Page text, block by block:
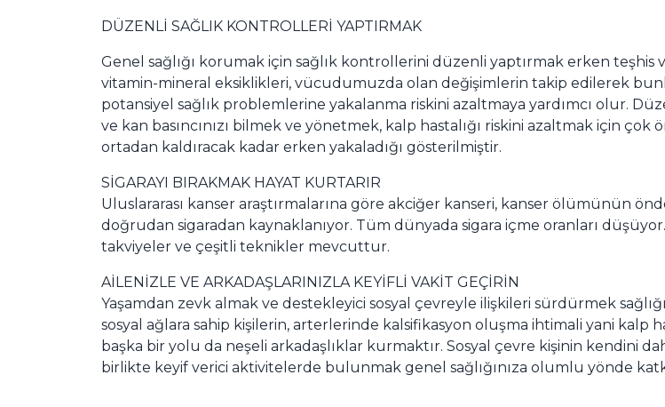
DÜZENLİ SAĞLIK KONTROLLERİ YAPTIRMAK
Genel sağlığı korumak için sağlık kontrollerini düzenli yaptırmak erken teşhis
vitamin-mineral eksiklikleri, vücudumuzda olan değişimlerin takip edilerek
potansiyel sağlık problemlerine yakalanma riskini azaltmaya yardımcı olur.
ve kan basıncınızı bilmek ve yönetmek, kalp hastalığı riskini azaltmak için çok
ortadan kaldıracak kadar erken yakaladığı gösterilmiştir.
SİGARAYI BIRAKMAK HAYAT KURTARIR
Uluslararası kanser araştırmalarına göre akciğer kanseri, kanser ölümünün
doğrudan sigaradan kaynaklanıyor. Tüm dünyada sigara içme oranları
takviyeler ve çeşitli teknikler mevcuttur.
AİLENİZLE VE ARKADAŞLARINIZLA KEYİFLİ VAKİT GEÇİRİN
Yaşamdan zevk almak ve destekleyici sosyal çevreyle ilişkileri sürdürmek
sosyal ağlara sahip kişilerin, arterlerinde kalsifikasyon oluşma ihtimali yani
başka bir yolu da neşeli arkadaşlıklar kurmaktır. Sosyal çevre kişinin kendini
birlikte keyif verici aktivitelerde bulunmak genel sağlığınıza olumlu yönde